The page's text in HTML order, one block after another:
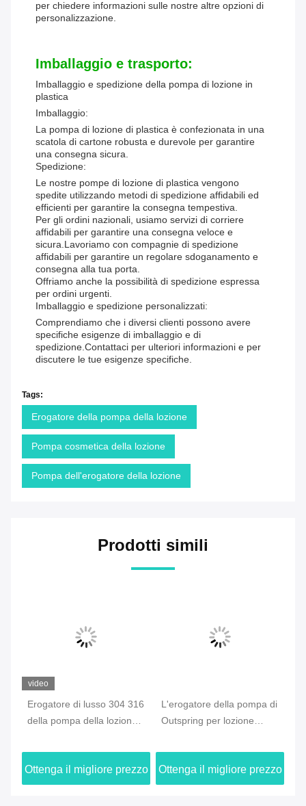
per chiedere informazioni sulle nostre altre opzioni di
personalizzazione.
Imballaggio e trasporto:
Imballaggio e spedizione della pompa di lozione in
plastica
Imballaggio:
La pompa di lozione di plastica è confezionata in una
scatola di cartone robusta e durevole per garantire
una consegna sicura.
Spedizione:
Le nostre pompe di lozione di plastica vengono
spedite utilizzando metodi di spedizione affidabili ed
efficienti per garantire la consegna tempestiva.
Per gli ordini nazionali, usiamo servizi di corriere
affidabili per garantire una consegna veloce e
sicura.Lavoriamo con compagnie di spedizione
affidabili per garantire un regolare sdoganamento e
consegna alla tua porta.
Offriamo anche la possibilità di spedizione espressa
per ordini urgenti.
Imballaggio e spedizione personalizzati:
Comprendiamo che i diversi clienti possono avere
specifiche esigenze di imballaggio e di
spedizione.Contattaci per ulteriori informazioni e per
discutere le tue esigenze specifiche.
Tags:
Erogatore della pompa della lozione
Pompa cosmetica della lozione
Pompa dell'erogatore della lozione
Prodotti simili
video
Erogatore di lusso 304 316
della pompa della lozione
della mano dentro il centro
Ottenga il migliore prezzo
L'erogatore della pompa di
Outspring per lozione
1.5cc della lozione ha
prodotto
Ottenga il migliore prezzo